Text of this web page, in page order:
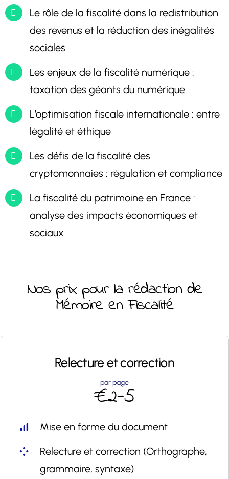
Le rôle de la fiscalité dans la redistribution
des revenus et la réduction des inégalités
sociales
Les enjeux de la fiscalité numérique :
taxation des géants du numérique
L’optimisation fiscale internationale : entre
légalité et éthique
Les défis de la fiscalité des
cryptomonnaies : régulation et compliance
La fiscalité du patrimoine en France :
analyse des impacts économiques et
sociaux
Nos prix pour la rédaction de
Mémoire en Fiscalité
Relecture etcorrection
par page
€2-5
Mise en forme du document
Relecture et correction (Orthographe,
grammaire, syntaxe)